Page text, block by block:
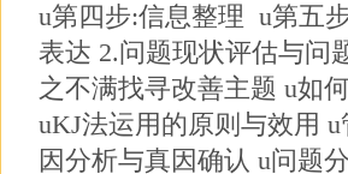
u第四步:信息整理 u第五
表达 2.问题现状评估与问
之不满找寻改善主题 u如
uKJ法运用的原则与效用
因分析与真因确认 u问题